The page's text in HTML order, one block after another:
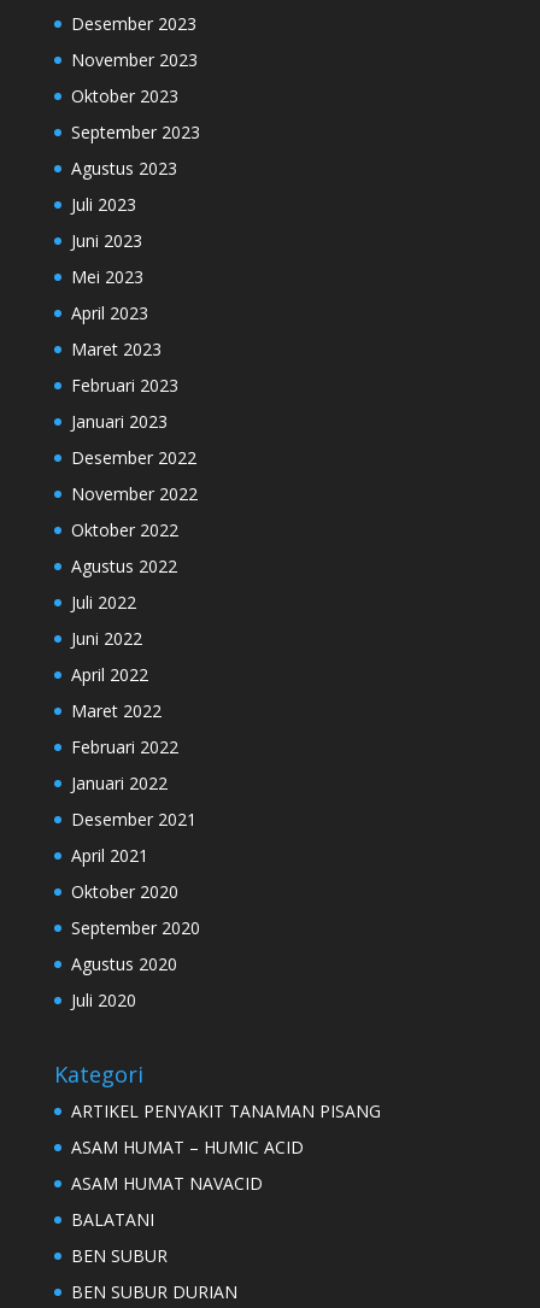
Desember 2023
November 2023
Oktober 2023
September 2023
Agustus 2023
Juli 2023
Juni 2023
Mei 2023
April 2023
Maret 2023
Februari 2023
Januari 2023
Desember 2022
November 2022
Oktober 2022
Agustus 2022
Juli 2022
Juni 2022
April 2022
Maret 2022
Februari 2022
Januari 2022
Desember 2021
April 2021
Oktober 2020
September 2020
Agustus 2020
Juli 2020
Kategori
ARTIKEL PENYAKIT TANAMAN PISANG
ASAM HUMAT – HUMIC ACID
ASAM HUMAT NAVACID
BALATANI
BEN SUBUR
BEN SUBUR DURIAN